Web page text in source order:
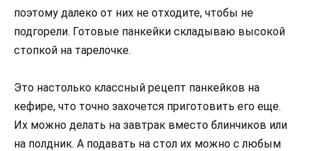
поэтому далеко от них не отходите, чтобы не
подгорели. Готовые панкейки складываю высокой
стопкой на тарелочке.
Это настолько классный рецепт панкейков на
кефире, что точно захочется приготовить его еще.
Их можно делать на завтрак вместо блинчиков или
на полдник. А подавать на стол их можно с любым